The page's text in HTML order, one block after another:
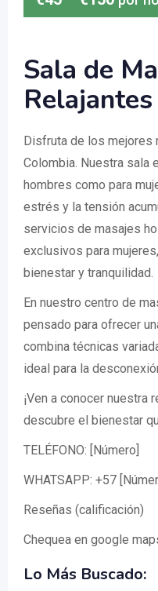
Sala de
Disfruta de los mejores
Colombia. Nuestra sala
hombres como para
estrés y la tensión
servicios de masajes
exclusivos para
bienestar y tranquilidad.
En nuestro centro de
pensado para ofrecer
combina técnicas
ideal para la
¡Ven a conocer nuestra
descubre el bienestar
TELÉFONO: [Número]
WHATSAPP: +57
Reseñas (calificación)
Chequea en google
Lo Más Buscado: